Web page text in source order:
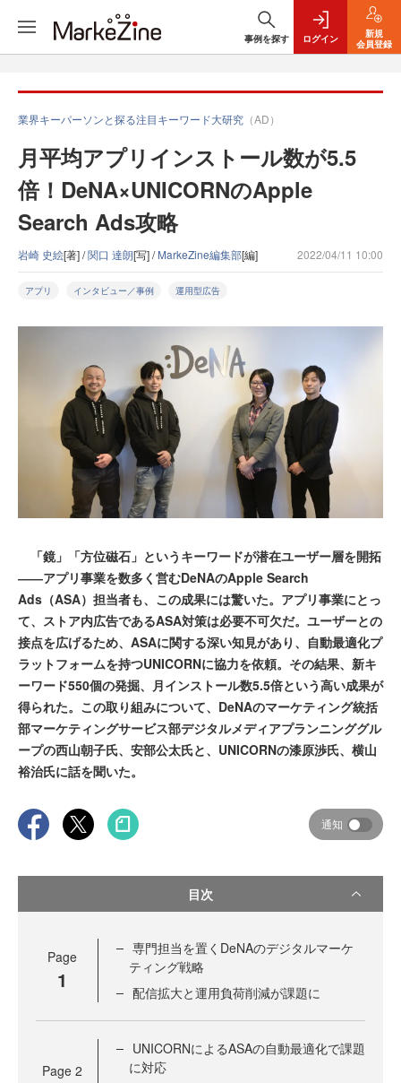
事例を探す ログイン
新規
会員登録
業界キーパーソンと探る注目キーワード大研究 （AD）
月平均アプリインストール数が5.5
倍！DeNA×UNICORNのApple
Search Ads攻略
岩崎 史絵[著] /関口 達朗[写] /MarkeZine編集部[編] 2022/04/11 10:00
アプリ インタビュー／事例 運用型広告
「鏡」「方位磁石」というキーワードが潜在ユーザー層を開拓
――アプリ事業を数多く営むDeNAのApple Search
Ads（ASA）担当者も、この成果には驚いた。アプリ事業にとっ
て、ストア内広告であるASA対策は必要不可欠だ。ユーザーとの
接点を広げるため、ASAに関する深い知見があり、自動最適化プ
ラットフォームを持つUNICORNに協力を依頼。その結果、新キ
ーワード550個の発掘、月インストール数5.5倍という高い成果が
得られた。この取り組みについて、DeNAのマーケティング統括
部マーケティングサービス部デジタルメディアプランニンググル
ープの西山朝子氏、安部公太氏と、UNICORNの漆原渉氏、横山
裕治氏に話を聞いた。
通知
目次
Page
1
専門担当を置くDeNAのデジタルマーケ
ティング戦略
配信拡大と運用負荷削減が課題に
Page 2
UNICORNによるASAの自動最適化で課題
に対応